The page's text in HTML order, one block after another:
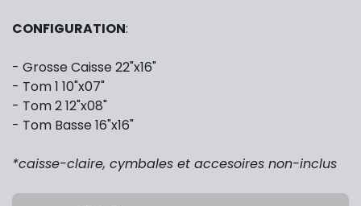
CONFIGURATION:
- Grosse Caisse 22"x16"
- Tom 1 10"x07"
- Tom 2 12"x08"
- Tom Basse 16"x16"
*caisse-claire, cymbales et accesoires non-inclus